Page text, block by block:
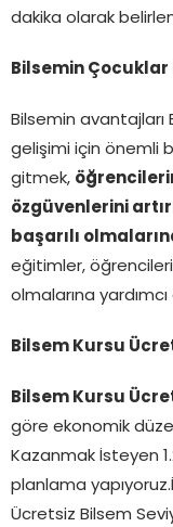
dakika olarak
Bilsemin Çocuklar
Bilsemin
gelişimi için önemli
gitmek,
özgüvenlerini
başarılı
eğitimler,
olmalarına yardımcı
Bilsem Kursu
Bilsem Kursu
göre ekonomik
Kazanmak İsteyen
planlama
Ücretsiz Bilsem